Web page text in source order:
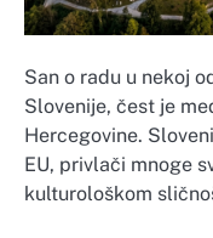
San o radu u nekoj
Slovenije, čest je
Hercegovine.
EU, privlači mnoge
kulturološkom